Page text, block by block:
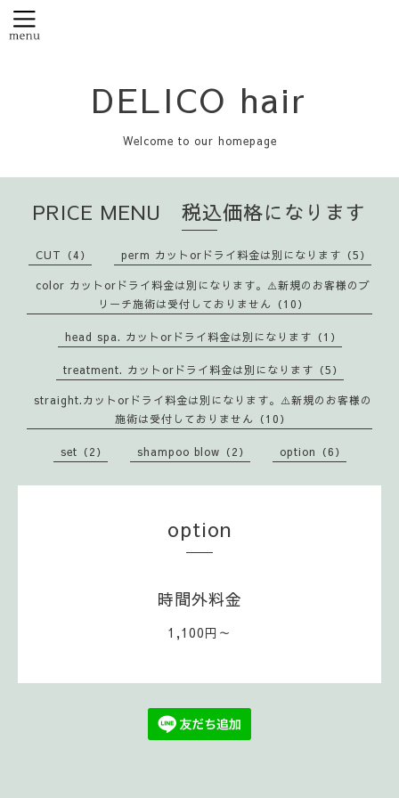
DELICO hair
Welcome to our homepage
PRICE MENU 税込価格になります
CUT（4） perm カットorドライ料金は別になります（5）
color カットorドライ料金は別になります。⚠️新規のお客様のブ
リーチ施術は受付しておりません（10）
head spa. カットorドライ料金は別になります（1）
treatment. カットorドライ料金は別になります（5）
straight.カットorドライ料金は別になります。⚠️新規のお客様の
施術は受付しておりません（10）
set（2） shampoo blow（2） option（6）
option
時間外料金
1,100円～